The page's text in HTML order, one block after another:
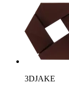
3DJAKE